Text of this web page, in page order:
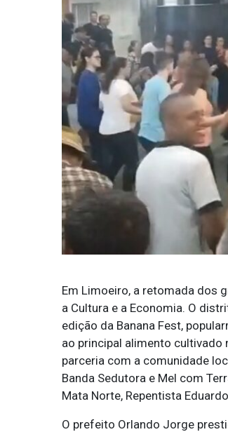
Em Limoeiro, a retomada dos
a Cultura e a Economia. O
edição da Banana Fest,
ao principal alimento cultivado
parceria com a comunidade
Banda Sedutora e Mel com
Mata Norte, Repentista
O prefeito Orlando Jorge